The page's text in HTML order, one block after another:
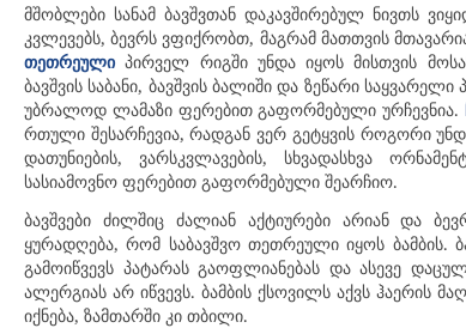
მშობლები სანამ ბავშვთან დაკავშირებულ ნივთს
კვლევებს, ბევრს ვფიქრობთ, მაგრამ მათთვის
თეთრეული პირველ რიგში უნდა იყოს მისთვის
ბავშვის საბანი, ბავშვის ბალიში და ზეწარი
უბრალოდ ლამაზი ფერებით გაფორმებული ურჩევნია.
რთული შესარჩევია, რადგან ვერ გეტყვის როგორი
დათუნიების, ვარსკვლავების, სხვადასხვა
სასიამოვნო ფერებით გაფორმებული შეარჩიო.
ბავშვები ძილშიც ძალიან აქტიურები არიან და
ყურადღება, რომ საბავშვო თეთრეული იყოს ბამბის.
გამოიწვევს პატარას გაოფლიანებას და ასევე
ალერგიას არ იწვევს. ბამბის ქსოვილს აქვს
იქნება, ზამთარში კი თბილი.